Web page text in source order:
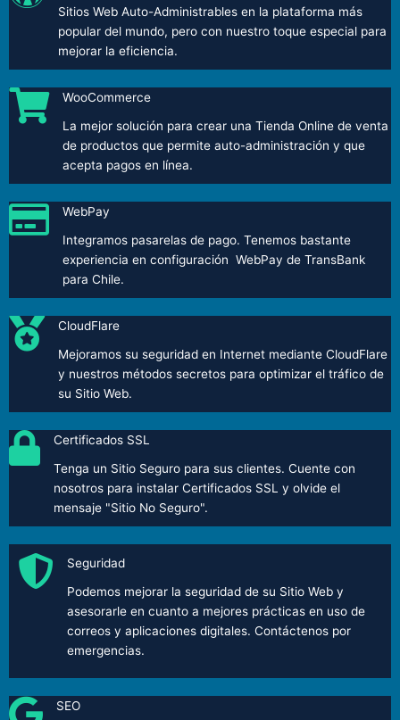
Sitios Web Auto-Administrables en la plataforma más
popular del mundo, pero con nuestro toque especial para
mejorar la eficiencia.
WooCommerce
La mejor solución para crear una Tienda Online de venta
de productos que permite auto-administración y que
acepta pagos en línea.
WebPay
Integramos pasarelas de pago. Tenemos bastante
experiencia en configuración WebPay de TransBank
para Chile.
CloudFlare
Mejoramos su seguridad en Internet mediante CloudFlare
y nuestros métodos secretos para optimizar el tráfico de
su Sitio Web.
Certificados SSL
Tenga un Sitio Seguro para sus clientes. Cuente con
nosotros para instalar Certificados SSL y olvide el
mensaje "Sitio No Seguro".
Seguridad
Podemos mejorar la seguridad de su Sitio Web y
asesorarle en cuanto a mejores prácticas en uso de
correos y aplicaciones digitales. Contáctenos por
emergencias.
SEO